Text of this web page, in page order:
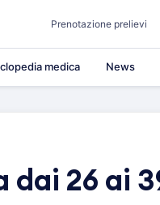
Prenotazione prelievi
medica News
dai 26 ai